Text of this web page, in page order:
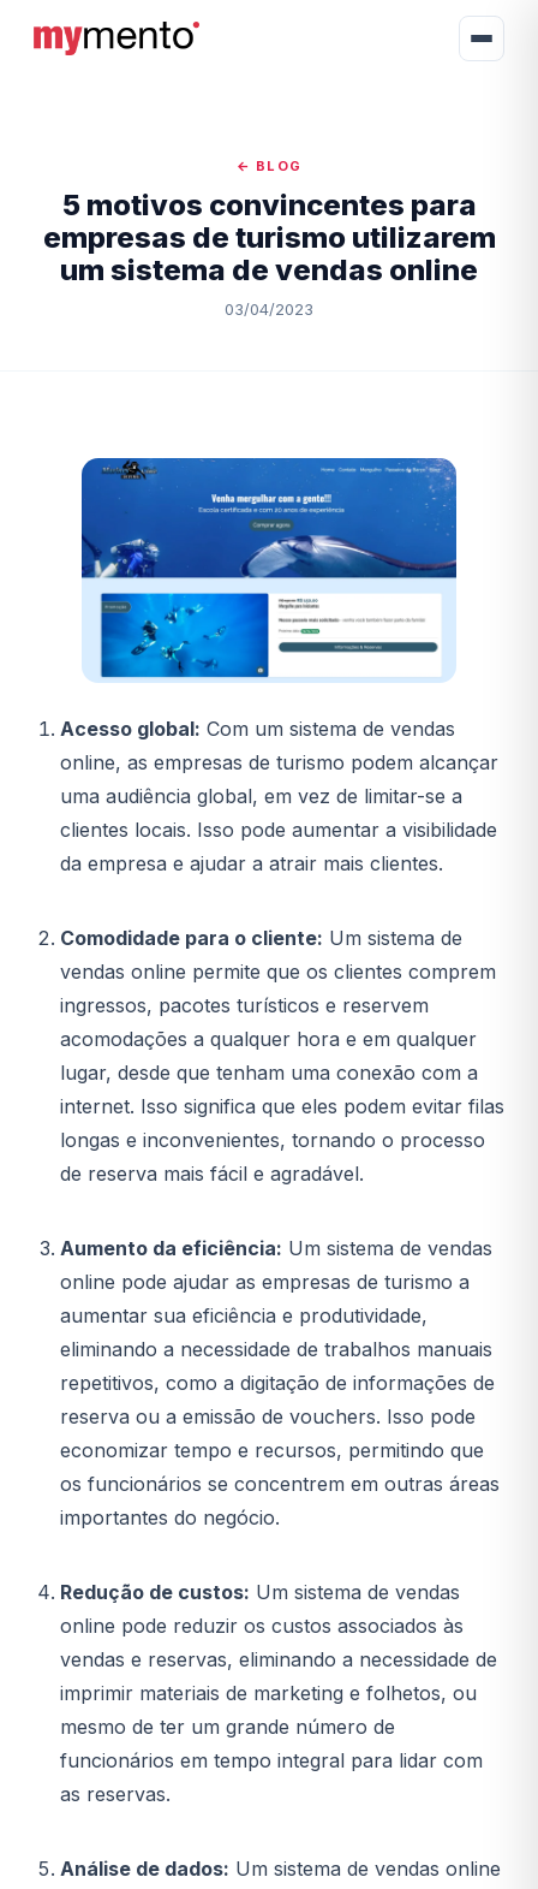
← BLOG
5 motivos convincentes para
empresas de turismo utilizarem
um sistema de vendas online
03/04/2023
Acesso global: Com um sistema de vendas
online, as empresas de turismo podem alcançar
uma audiência global, em vez de limitar-se a
clientes locais. Isso pode aumentar a visibilidade
da empresa e ajudar a atrair mais clientes.
Comodidade para o cliente: Um sistema de
vendas online permite que os clientes comprem
ingressos, pacotes turísticos e reservem
acomodações a qualquer hora e em qualquer
lugar, desde que tenham uma conexão com a
internet. Isso significa que eles podem evitar filas
longas e inconvenientes, tornando o processo
de reserva mais fácil e agradável.
Aumento da eficiência: Um sistema de vendas
online pode ajudar as empresas de turismo a
aumentar sua eficiência e produtividade,
eliminando a necessidade de trabalhos manuais
repetitivos, como a digitação de informações de
reserva ou a emissão de vouchers. Isso pode
economizar tempo e recursos, permitindo que
os funcionários se concentrem em outras áreas
importantes do negócio.
Redução de custos: Um sistema de vendas
online pode reduzir os custos associados às
vendas e reservas, eliminando a necessidade de
imprimir materiais de marketing e folhetos, ou
mesmo de ter um grande número de
funcionários em tempo integral para lidar com
as reservas.
Análise de dados: Um sistema de vendas online